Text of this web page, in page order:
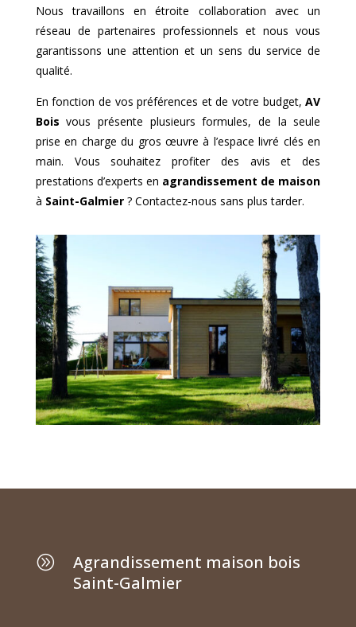
Nous travaillons en étroite collaboration avec un
réseau de partenaires professionnels et nous vous
garantissons une attention et un sens du service de
qualité.
En fonction de vos préférences et de votre budget,AV
Bois vous présente plusieurs formules, de la seule
prise en charge du gros œuvre à l’espace livré clés en
main. Vous souhaitez profiter des avis et des
prestations d’experts en agrandissement de maison
à Saint-Galmier? Contactez-nous sans plus tarder.
A
Agrandissement maison bois
Saint-Galmier